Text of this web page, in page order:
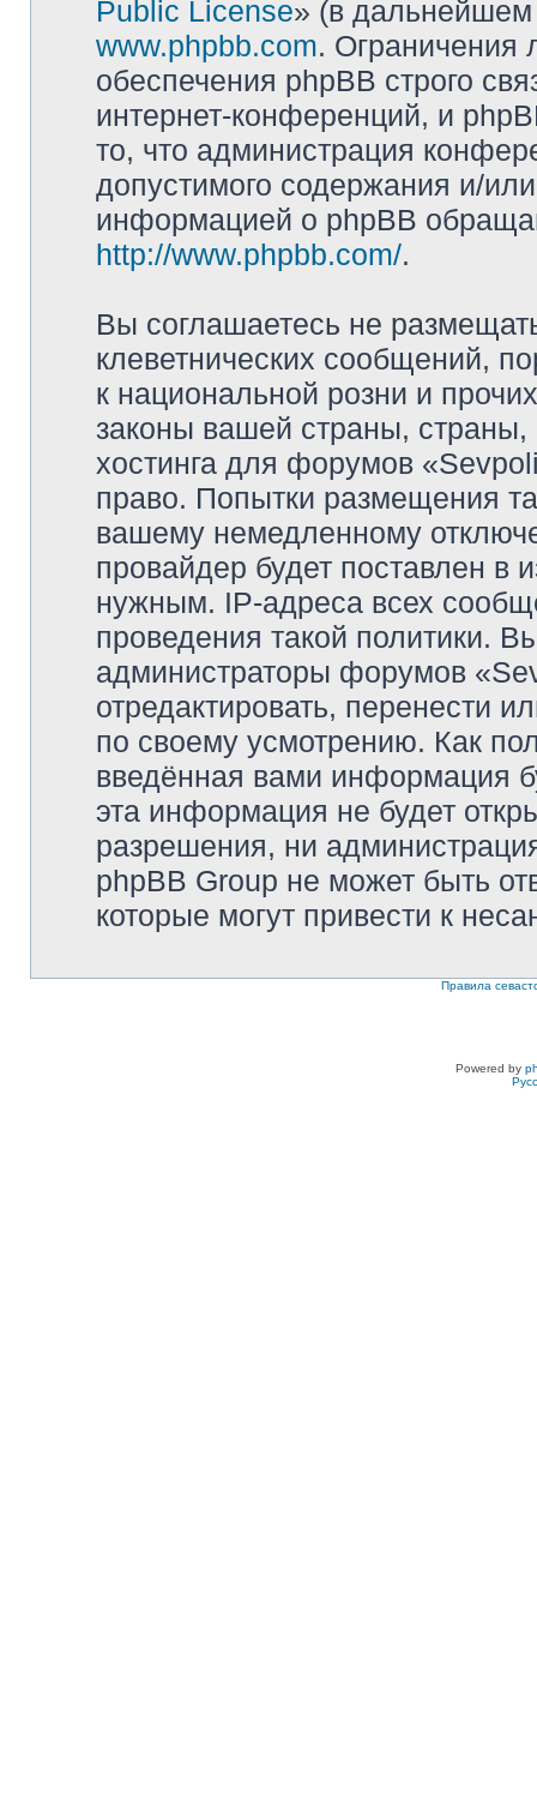
Public License» (в дальнейшем
www.phpbb.com. Ограничения
обеспечения phpBB строго
интернет-конференций, и
то, что администрация
допустимого содержания и/
информацией о phpBB
http://www.phpbb.com/.
Вы соглашаетесь не
клеветнических сообщений,
к национальной розни и
законы вашей страны, страны,
хостинга для форумов
право. Попытки размещения
вашему немедленному
провайдер будет поставлен в
нужным. IP-адреса всех
проведения такой политики.
администраторы форумов
отредактировать, перенести
по своему усмотрению. Как
введённая вами информация
эта информация не будет
разрешения, ни
phpBB Group не может быть
которые могут привести к
Правила
Powered by